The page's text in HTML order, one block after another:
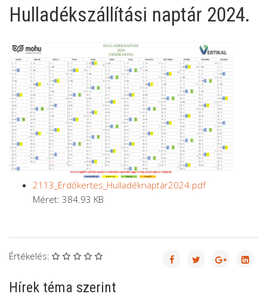
Hulladékszállítási naptár 2024.
2113_Erdőkertes_Hulladéknaptár2024.pdf
Méret: 384.93 KB
Értékelés:
Hírek téma szerint